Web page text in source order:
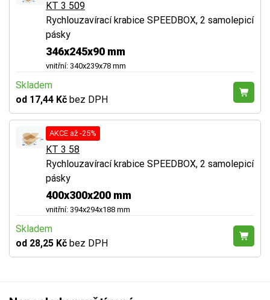
KT 3 509
Rychlouzavírací krabice SPEEDBOX, 2 samolepicí
pásky
346x245x90 mm
vnitřní: 340x239x78 mm
Skladem
od 17,44 Kč bez DPH
AKCE až -25%
KT 3 58
Rychlouzavírací krabice SPEEDBOX, 2 samolepicí
pásky
400x300x200 mm
vnitřní: 394x294x188 mm
Skladem
od 28,25 Kč bez DPH